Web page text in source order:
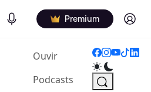
Podcasts Premium Log in
Ouvir(current)
Podcasts